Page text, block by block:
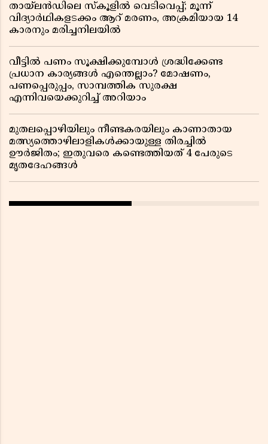
തായ്‌ലൻഡിലെ സ്‌കൂളിൽ വെടിവെപ്പ്; മൂന്ന്
വിദ്യാർഥികളടക്കം ആറ് മരണം, അക്രമിയായ 14
കാരനും മരിച്ചനിലയിൽ
വീട്ടിൽ പണം സൂക്ഷിക്കുമ്പോൾ ശ്രദ്ധിക്കേണ്ട
പ്രധാന കാര്യങ്ങൾ എന്തെല്ലാം? മോഷണം,
പണപ്പെരുപ്പം, സാമ്പത്തിക സുരക്ഷ
എന്നിവയെക്കുറിച്ച് അറിയാം
മുതലപ്പൊഴിയിലും നീണ്ടകരയിലും കാണാതായ
മത്സ്യത്തൊഴിലാളികൾക്കായുള്ള തിരച്ചിൽ
ഊർജിതം; ഇതുവരെ കണ്ടെത്തിയത് 4 പേരുടെ
മൃതദേഹങ്ങൾ